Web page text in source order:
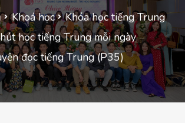
Khoá học
Khóa học tiếng Trung
học tiếng Trung mỗi ngày
đọc tiếng Trung (P35)